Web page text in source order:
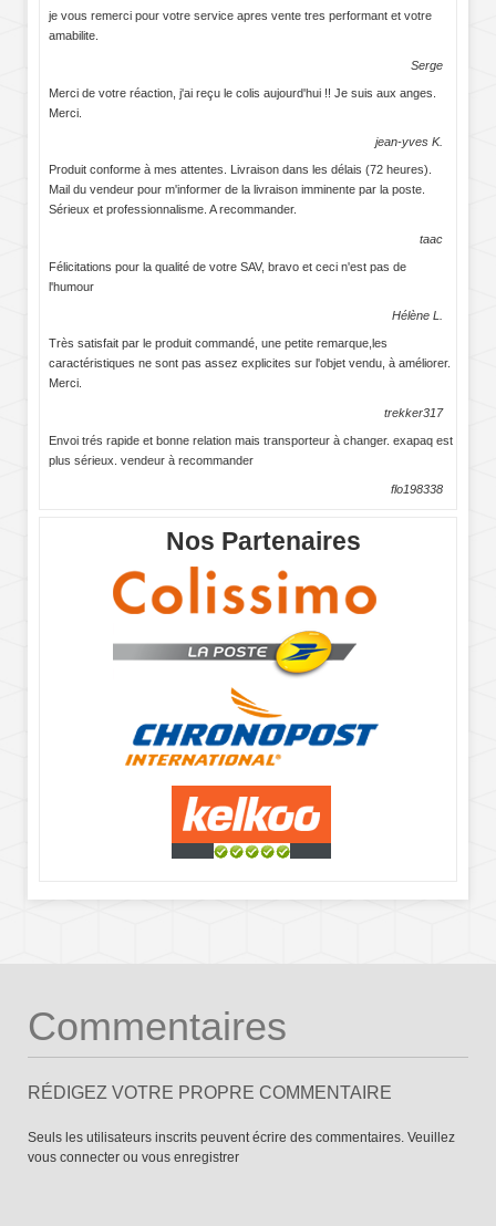
je vous remerci pour votre service apres vente tres performant et votre
amabilite.
Serge
Merci de votre réaction, j'ai reçu le colis aujourd'hui !! Je suis aux anges.
Merci.
jean-yves K.
Produit conforme à mes attentes. Livraison dans les délais (72 heures).
Mail du vendeur pour m'informer de la livraison imminente par la poste.
Sérieux et professionnalisme. A recommander.
taac
Félicitations pour la qualité de votre SAV, bravo et ceci n'est pas de
l'humour
Hélène L.
Très satisfait par le produit commandé, une petite remarque,les
caractéristiques ne sont pas assez explicites sur l'objet vendu, à améliorer.
Merci.
trekker317
Envoi trés rapide et bonne relation mais transporteur à changer. exapaq est
plus sérieux. vendeur à recommander
flo198338
Nos Partenaires
Commentaires
RÉDIGEZ VOTRE PROPRE COMMENTAIRE
Seuls les utilisateurs inscrits peuvent écrire des commentaires. Veuillez
vous connecter ou vous enregistrer